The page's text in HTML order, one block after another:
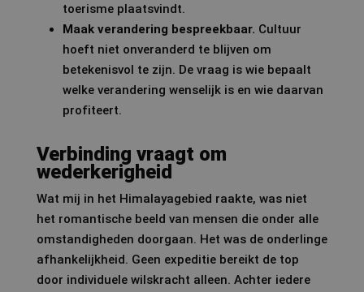
toerisme plaatsvindt.
Maak verandering bespreekbaar. Cultuur
hoeft niet onveranderd te blijven om
betekenisvol te zijn. De vraag is wie bepaalt
welke verandering wenselijk is en wie daarvan
profiteert.
Verbinding vraagt om
wederkerigheid
Wat mij in het Himalayagebied raakte, was niet
het romantische beeld van mensen die onder alle
omstandigheden doorgaan. Het was de onderlinge
afhankelijkheid. Geen expeditie bereikt de top
door individuele wilskracht alleen. Achter iedere